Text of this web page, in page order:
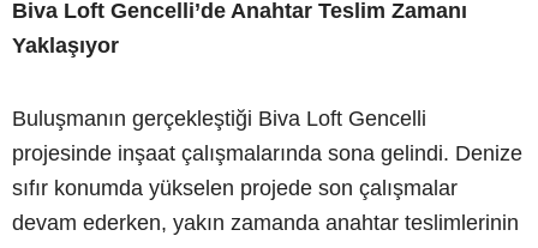
Biva Loft Gencelli’de Anahtar Teslim Zamanı
Yaklaşıyor
Buluşmanın gerçekleştiği Biva Loft Gencelli
projesinde inşaat çalışmalarında sona gelindi. Denize
sıfır konumda yükselen projede son çalışmalar
devam ederken, yakın zamanda anahtar teslimlerinin